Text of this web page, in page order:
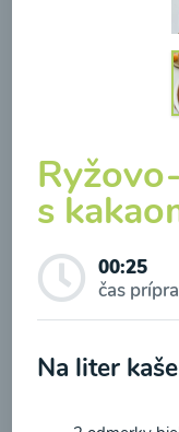
syrom
s
00:25
čas
Na liter
Odber
Odoslaním